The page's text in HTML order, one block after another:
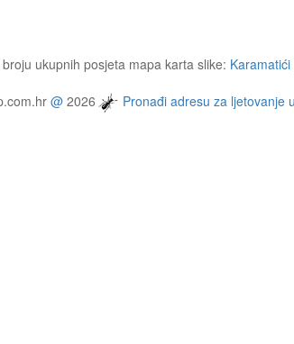
ukupnih posjeta mapa karta slike: Karamatići
@ 2026 Pronađi adresu za ljetovanje